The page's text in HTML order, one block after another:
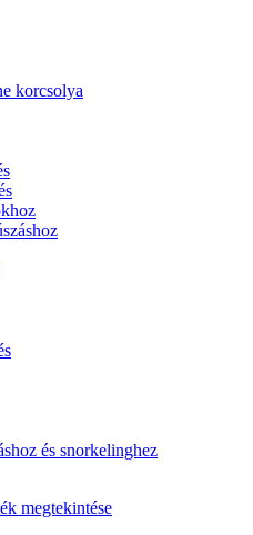
korcsolya
és snorkelinghez